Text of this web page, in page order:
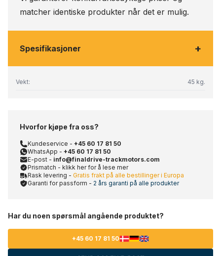
matcher identiske produkter når det er mulig.
Spesifikasjoner +
Vekt: 45 kg.
Hvorfor kjøpe fra oss?
Kundeservice - +45 60 17 81 50
WhatsApp - +45 60 17 81 50
E-post - info@finaldrive-trackmotors.com
Prismatch - klikk her for å lese mer
Rask levering - Gratis frakt på alle bestillinger i Europa
Garanti for passform - 2 års garanti på alle produkter
Har du noen spørsmål angående produktet?
+45 60 17 81 50